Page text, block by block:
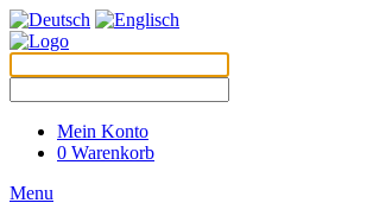
Mein Konto
0 Warenkorb
Menu